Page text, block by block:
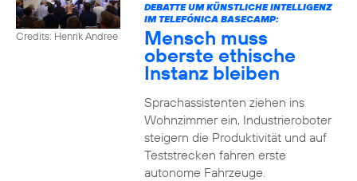
Credits: Henrik Andree
DEBATTE UM KÜNSTLICHE INTELLIGENZ
IM TELEFÓNICA BASECAMP:
Mensch muss
oberste ethische
Instanz bleiben
Sprachassistenten ziehen ins
Wohnzimmer ein, Industrieroboter
steigern die Produktivität und auf
Teststrecken fahren erste
autonome Fahrzeuge.